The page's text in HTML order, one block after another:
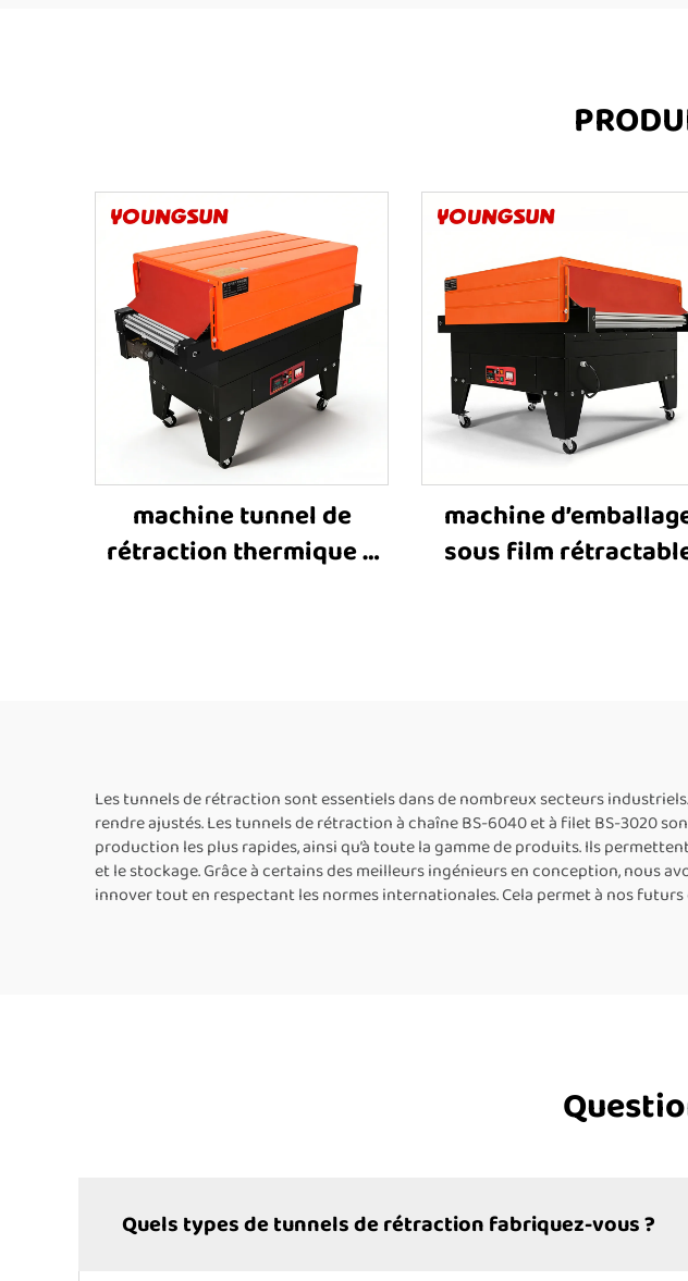
machine tunnel de
rétraction thermique à
machine d’emballage
sous film plastique pour
livres, bouteilles et
autres produits
machine
sous film
pour caisses
Les tunnels de rétraction sont essentiels dans de nombreux secteurs
rendre ajustés. Les tunnels de rétraction à chaîne BS-6040 et à filet BS-3020
production les plus rapides, ainsi qu’à toute la gamme de produits. Ils
et le stockage. Grâce à certains des meilleurs ingénieurs en conception, nous
innover tout en respectant les normes internationales. Cela permet à nos futurs
Quels types de tunnels de rétraction fabriquez-vous ?